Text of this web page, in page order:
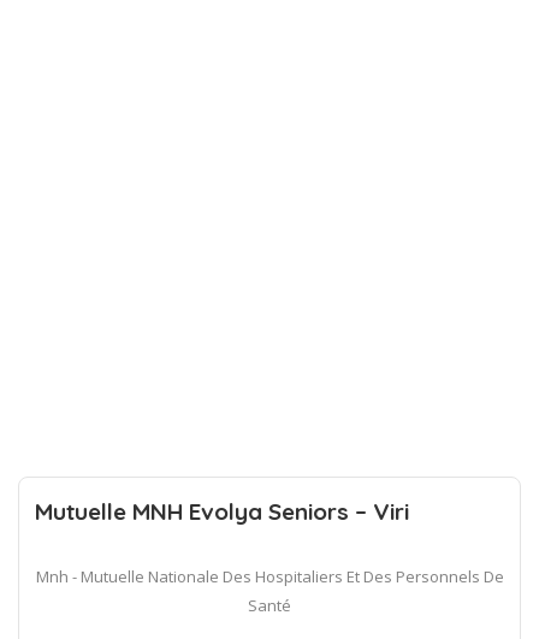
Mutuelle MNH Evolya Seniors – Viri
Mnh - Mutuelle Nationale Des Hospitaliers Et Des Personnels De
Santé